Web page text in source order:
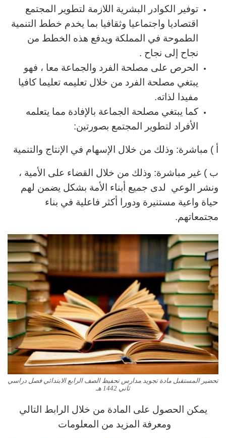
توفير الكوادر البشرية اللازمة لتطوير المجتمع
اقتصاديا واجتماعيا وثقافيا بما يخدم خطط التنمية
الطموحة في المملكة ويدفع هذه الخطط من
نجاح إلى نجاح .
الحرص على مصلحة الفرد والجماعة معا ، فهو
يبتغي مصلحة الفرد من خلال تعليمه تعليما كافيا
مفيدا لذاته.
كما يبتغي مصلحة الجماعة بالإفادة مما يتعلمه
الأفراد لتطوير المجتمع بصورتين:
أ ) مباشرة: وذلك من خلال الإسهام في الإنتاج والتنمية
ب ) غير مباشرة: وذلك من خلال القضاء على الأمية ،
ونشر الوعي لدى جميع أبناء الأمة بشكل يضمن لهم
حياة واعية مستنيرة ودورا أكثر فاعلية في بناء
مجتمعاتهم.
تحضير المستقبل مادة تجويد مدارس تحفيظ الصف الرابع الابتدائي فصل دراسي
ثاني 1442 هـ
يمكن الحصول على المادة من خلال الرابط التالي
ومعرفة المزيد من المعلومات